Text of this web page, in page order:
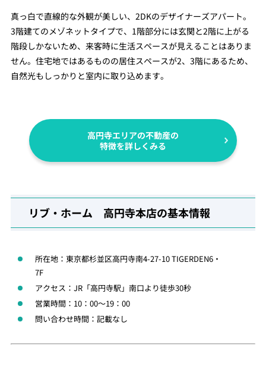
真っ白で直線的な外観が美しい、2DKのデザイナーズアパート。
3階建てのメゾネットタイプで、1階部分には玄関と2階に上がる
階段しかないため、来客時に生活スペースが見えることはありま
せん。住宅地ではあるものの居住スペースが2、3階にあるため、
自然光もしっかりと室内に取り込めます。
高円寺エリアの不動産の
特徴を詳しくみる
リブ・ホーム 高円寺本店の基本情報
所在地：東京都杉並区高円寺南4-27-10 TIGERDEN6・
7F
アクセス：JR「高円寺駅」南口より徒歩30秒
営業時間：10：00～19：00
問い合わせ時間：記載なし